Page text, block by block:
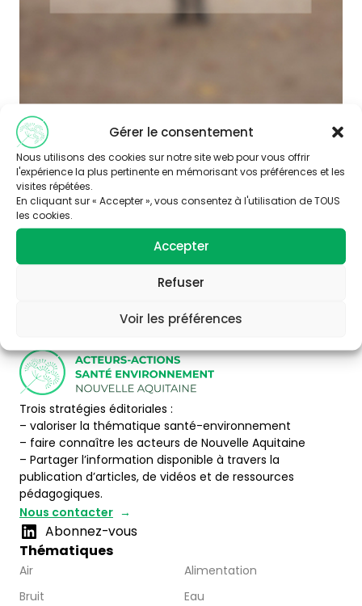
Gérer le consentement
Nous utilisons des cookies sur notre site web pour vous offrir
l'expérience la plus pertinente en mémorisant vos préférences et les
visites répétées.
En cliquant sur « Accepter », vous consentez à l'utilisation de TOUS
les cookies.
Accepter
Refuser
Voir les préférences
Trois stratégies éditoriales :
– valoriser la thématique santé-environnement
– faire connaître les acteurs de Nouvelle Aquitaine
– Partager l’information disponible à travers la
publication d’articles, de vidéos et de ressources
pédagogiques.
Nous contacter
Abonnez-vous
Thématiques
Air
Alimentation
Bruit
Eau